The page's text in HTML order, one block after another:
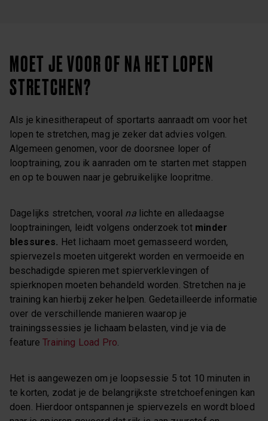
MOET JE VOOR OF NA HET LOPEN
STRETCHEN?
Als je kinesitherapeut of sportarts aanraadt om voor het
lopen te stretchen, mag je zeker dat advies volgen.
Algemeen genomen, voor de doorsnee loper of
looptraining, zou ik aanraden om te starten met stappen
en op te bouwen naar je gebruikelijke loopritme.
Dagelijks stretchen, vooral nalichte en alledaagse
looptrainingen, leidt volgens onderzoek tot minder
blessures. Het lichaam moet gemasseerd worden,
spiervezels moeten uitgerekt worden en vermoeide en
beschadigde spieren met spierverklevingen of
spierknopen moeten behandeld worden. Stretchen na je
training kan hierbij zeker helpen. Gedetailleerde informatie
over de verschillende manieren waarop je
trainingssessies je lichaam belasten, vind je via de
featureTraining Load Pro.
Het is aangewezen om je loopsessie 5 tot 10 minuten in
te korten, zodat je de belangrijkste stretchoefeningen kan
doen. Hierdoor ontspannen je spiervezels en wordt bloed